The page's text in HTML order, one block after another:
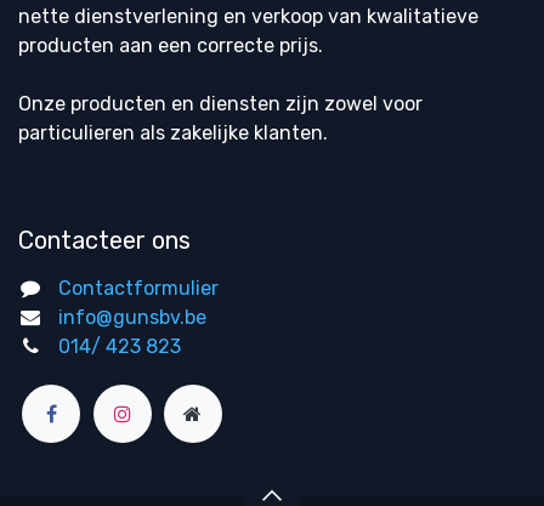
nette dienstverlening en verkoop van kwalitatieve
producten aan een correcte prijs.
Onze producten en diensten zijn zowel voor
particulieren als zakelijke klanten.
Contacteer ons
Contactformulier
info@gunsbv.be
014/ 423 823